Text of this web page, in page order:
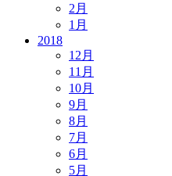
2月
1月
2018
12月
11月
10月
9月
8月
7月
6月
5月